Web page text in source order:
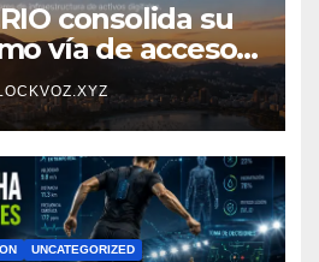
consolida su
vía de acceso
a la
financiera
Latina
UNCATEGORIZED